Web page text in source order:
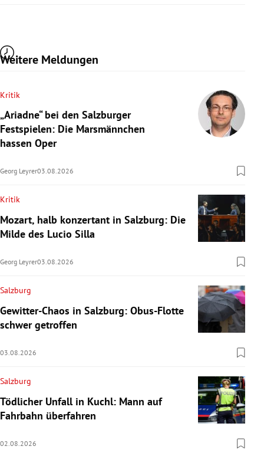
Weitere Meldungen
Kritik
„Ariadne“ bei den Salzburger
Festspielen: Die Marsmännchen
hassen Oper
Georg Leyrer03.08.2026
Kritik
Mozart, halb konzertant in Salzburg: Die
Milde des Lucio Silla
Georg Leyrer03.08.2026
Salzburg
Gewitter-Chaos in Salzburg: Obus-Flotte
schwer getroffen
03.08.2026
Salzburg
Tödlicher Unfall in Kuchl: Mann auf
Fahrbahn überfahren
02.08.2026